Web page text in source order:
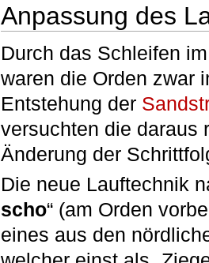
Anpassung des
Durch das Schleifen
waren die Orden zwar
Entstehung der
versuchten die daraus
Änderung der
Die neue Lauftechnik
scho“ (am Orden
eines aus den